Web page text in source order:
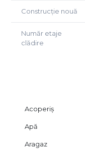
Construcție nouă
Număr etaje
clădire
Acoperiș
Apă
Aragaz